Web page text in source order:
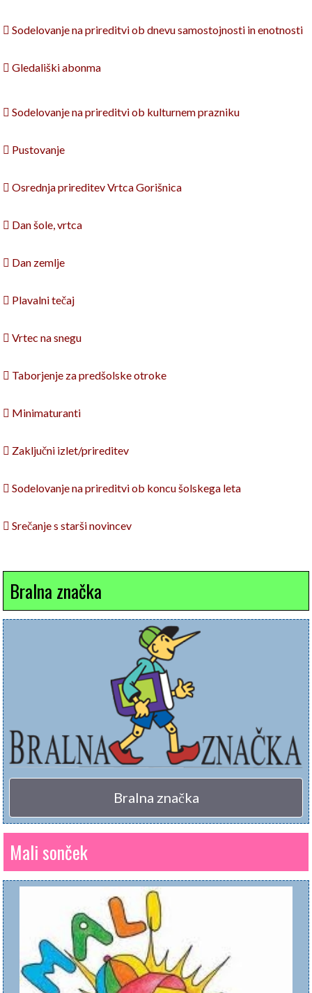
 Sodelovanje na prireditvi ob dnevu samostojnosti in enotnosti
 Gledališki abonma
 Sodelovanje na prireditvi ob kulturnem prazniku
 Pustovanje
 Osrednja prireditev Vrtca Gorišnica
 Dan šole, vrtca
 Dan zemlje
 Plavalni tečaj
 Vrtec na snegu
 Taborjenje za predšolske otroke
 Minimaturanti
 Zaključni izlet/prireditev
 Sodelovanje na prireditvi ob koncu šolskega leta
 Srečanje s starši novincev
Bralna značka
Bralna značka
Mali sonček